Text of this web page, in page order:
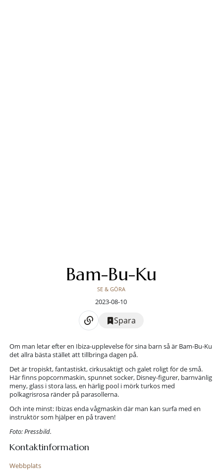
Bam-Bu-Ku
SE & GÖRA
2023-08-10
Spara
Om man letar efter en Ibiza-upplevelse för sina barn så är Bam-Bu-Ku
det allra bästa stället att tillbringa dagen på.
Det är tropiskt, fantastiskt, cirkusaktigt och galet roligt för de små.
Här finns popcornmaskin, spunnet socker, Disney-figurer, barnvänlig
meny, glass i stora lass, en härlig pool i mörk turkos med
polkagrisrosa ränder på parasollerna.
Och inte minst: Ibizas enda vågmaskin där man kan surfa med en
instruktör som hjälper en på traven!
Foto: Pressbild.
Kontaktinformation
Webbplats